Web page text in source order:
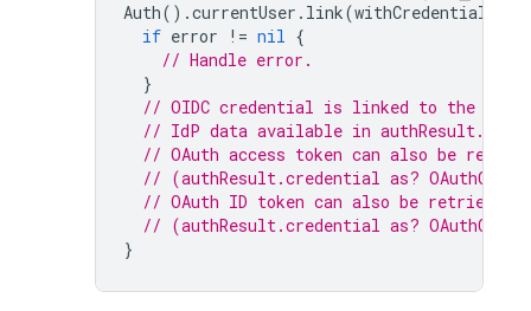
Auth().currentUser . link(withCredential
if error != nil {
// Handle error.
}
// OIDC credential is linked to the
// IdP data available in
// OAuth access token can also be
// (authResult.credential as?
// OAuth ID token can also be retrieved:
// (authResult.credential as?
}